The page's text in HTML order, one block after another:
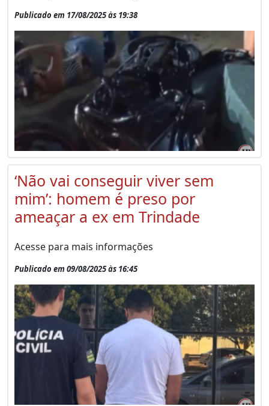
Publicado em 17/08/2025 às 19:38
‘Não vai conseguir viver sem
mim’: homem é preso por
ameaçar a ex em Trindade
Acesse para mais informações
Publicado em 09/08/2025 às 16:45